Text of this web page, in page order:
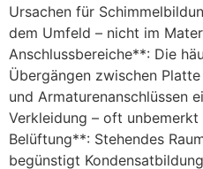
Ursachen für
dem Umfeld – nicht im
Anschlussbereiche**: Die
Übergängen zwischen
und Armaturenanschlüssen
Verkleidung – oft
Belüftung**: Stehendes
begünstigt